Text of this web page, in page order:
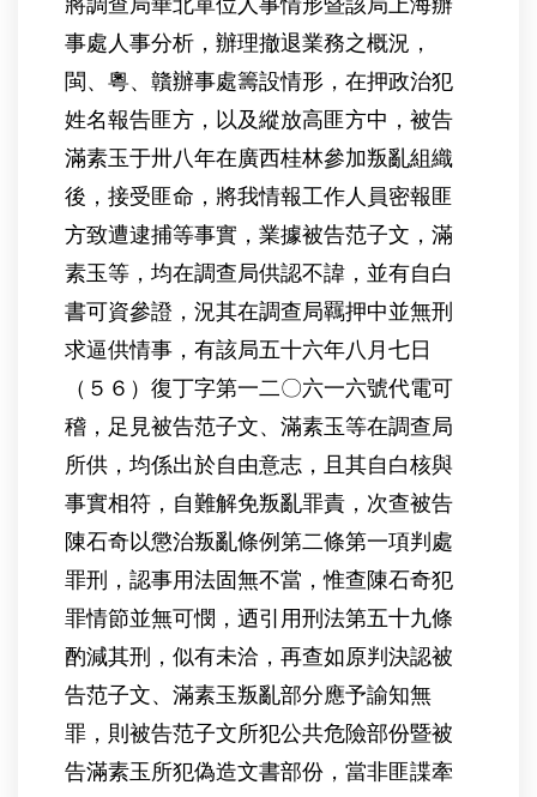
將調查局華北單位人事情形暨該局上海辦
事處人事分析，辦理撤退業務之概況，
閩、粵、贛辦事處籌設情形，在押政治犯
姓名報告匪方，以及縱放高匪方中，被告
滿素玉于卅八年在廣西桂林參加叛亂組織
後，接受匪命，將我情報工作人員密報匪
方致遭逮捕等事實，業據被告范子文，滿
素玉等，均在調查局供認不諱，並有自白
書可資參證，況其在調查局羈押中並無刑
求逼供情事，有該局五十六年八月七日
（５６）復丁字第一二〇六一六號代電可
稽，足見被告范子文、滿素玉等在調查局
所供，均係出於自由意志，且其自白核與
事實相符，自難解免叛亂罪責，次查被告
陳石奇以懲治叛亂條例第二條第一項判處
罪刑，認事用法固無不當，惟查陳石奇犯
罪情節並無可憫，迺引用刑法第五十九條
酌減其刑，似有未洽，再查如原判決認被
告范子文、滿素玉叛亂部分應予諭知無
罪，則被告范子文所犯公共危險部份暨被
告滿素玉所犯偽造文書部份，當非匪諜牽